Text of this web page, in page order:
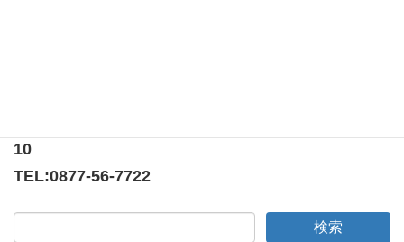
10
TEL:0877-56-7722